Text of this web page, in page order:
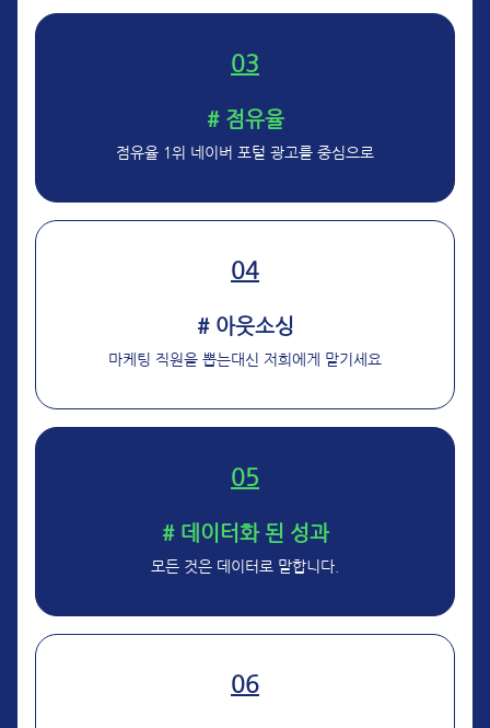
03
# 점유율
점유율 1위 네이버 포털 광고를 중심으로
04
# 아웃소싱
마케팅 직원을 뽑는대신 저희에게 맡기세요
05
# 데이터화 된 성과
모든 것은 데이터로 말합니다.
06